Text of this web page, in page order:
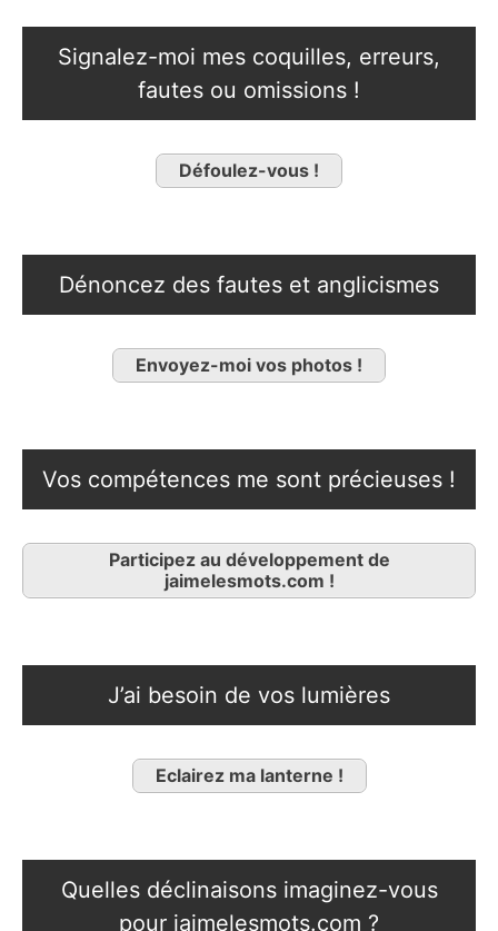
Signalez-moi mes coquilles, erreurs,
fautes ou omissions !
Défoulez-vous !
Dénoncez des fautes et anglicismes
Envoyez-moi vos photos !
Vos compétences me sont précieuses !
Participez au développement de
jaimelesmots.com !
J’ai besoin de vos lumières
Eclairez ma lanterne !
Quelles déclinaisons imaginez-vous
pour jaimelesmots.com ?